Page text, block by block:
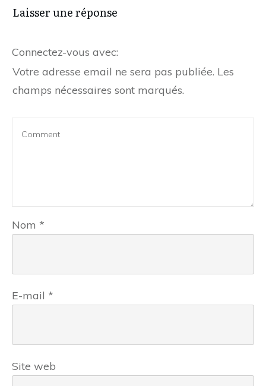
Laisser une réponse
Connectez-vous avec:
Votre adresse email ne sera pas publiée. Les
champs nécessaires sont marqués.
Nom *
E-mail *
Site web